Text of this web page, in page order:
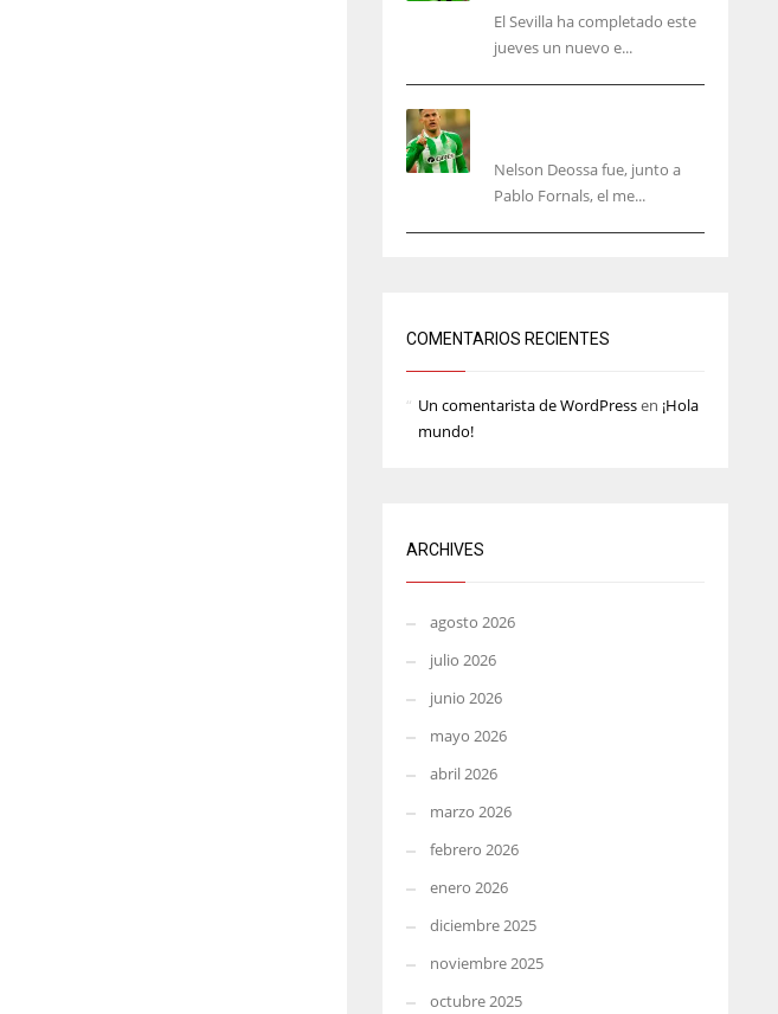
IND NYJ
El Sevilla ha completado este
jueves un nuevo e...
Nelson Deossa fue, junto a
Pablo Fornals, el me...
COMENTARIOS RECIENTES
Un comentarista de WordPressen ¡Hola
mundo!
ARCHIVES
agosto 2026
julio 2026
junio 2026
mayo 2026
abril 2026
marzo 2026
febrero 2026
enero 2026
diciembre 2025
noviembre 2025
octubre 2025